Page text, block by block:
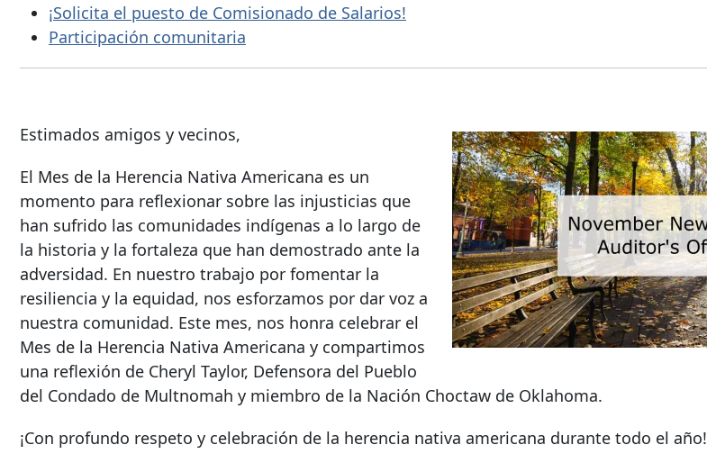
¡Solicita el puesto de Comisionado de Salarios!
Participación comunitaria
Estimados amigos y vecinos,
El Mes de la Herencia Nativa Americana es un
momento para reflexionar sobre las injusticias que
han sufrido las comunidades indígenas a lo largo de
la historia y la fortaleza que han demostrado ante la
adversidad. En nuestro trabajo por fomentar la
resiliencia y la equidad, nos esforzamos por dar voz a
nuestra comunidad. Este mes, nos honra celebrar el
Mes de la Herencia Nativa Americana y compartimos
una reflexión de Cheryl Taylor, Defensora del Pueblo
del Condado de Multnomah y miembro de la Nación Choctaw de Oklahoma.
¡Con profundo respeto y celebración de la herencia nativa americana durante todo el año!